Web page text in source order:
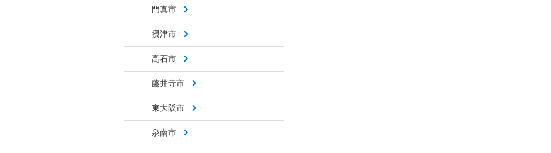
門真市
摂津市
高石市
藤井寺市
東大阪市
泉南市